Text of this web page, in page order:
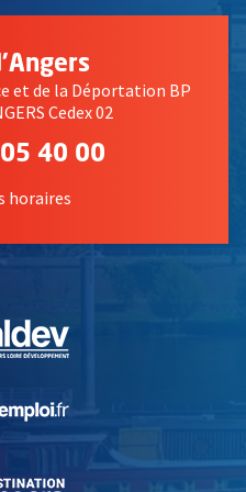
et de la Déportation BP
Cedex 02
40 00
horaires
, Ouvre une nouvelle